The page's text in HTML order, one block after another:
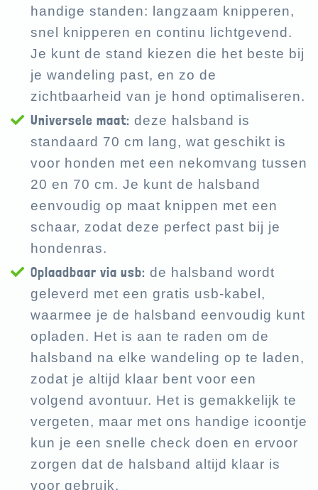
handige standen: langzaam knipperen,
snel knipperen en continu lichtgevend.
Je kunt de stand kiezen die het beste bij
je wandeling past, en zo de
zichtbaarheid van je hond optimaliseren.
Universele maat: deze halsband is
standaard 70 cm lang, wat geschikt is
voor honden met een nekomvang tussen
20 en 70 cm. Je kunt de halsband
eenvoudig op maat knippen met een
schaar, zodat deze perfect past bij je
hondenras.
Oplaadbaar via usb: de halsband wordt
geleverd met een gratis usb-kabel,
waarmee je de halsband eenvoudig kunt
opladen. Het is aan te raden om de
halsband na elke wandeling op te laden,
zodat je altijd klaar bent voor een
volgend avontuur. Het is gemakkelijk te
vergeten, maar met ons handige icoontje
kun je een snelle check doen en ervoor
zorgen dat de halsband altijd klaar is
voor gebruik.